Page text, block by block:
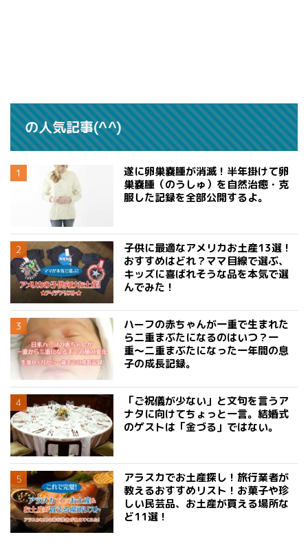
の人気記事(^^)
遂に卵巣嚢腫が消滅！半年掛けて卵
巣嚢腫（のうしゅ）を自然治癒・克
服した記録を全部公開するよ。
子供に最適なアメリカお土産13選！
おすすめはどれ？ママ目線で選ぶ、
キッズに喜ばれそうな品を本気で選
んでみた！
ハーフの赤ちゃんが一重で生まれた
ら二重まぶたになるのはいつ？一
重〜二重まぶたになった一年間の息
子の成長記録。
「ご祝儀が少ない」と文句を言うア
ナタに向けてちょっと一言。結婚式
のゲストは「金づる」ではない。
アラスカでお土産探し！旅行業者が
教えるおすすめリスト！お菓子や珍
しい民芸品、お土産が買える場所な
ど11選！